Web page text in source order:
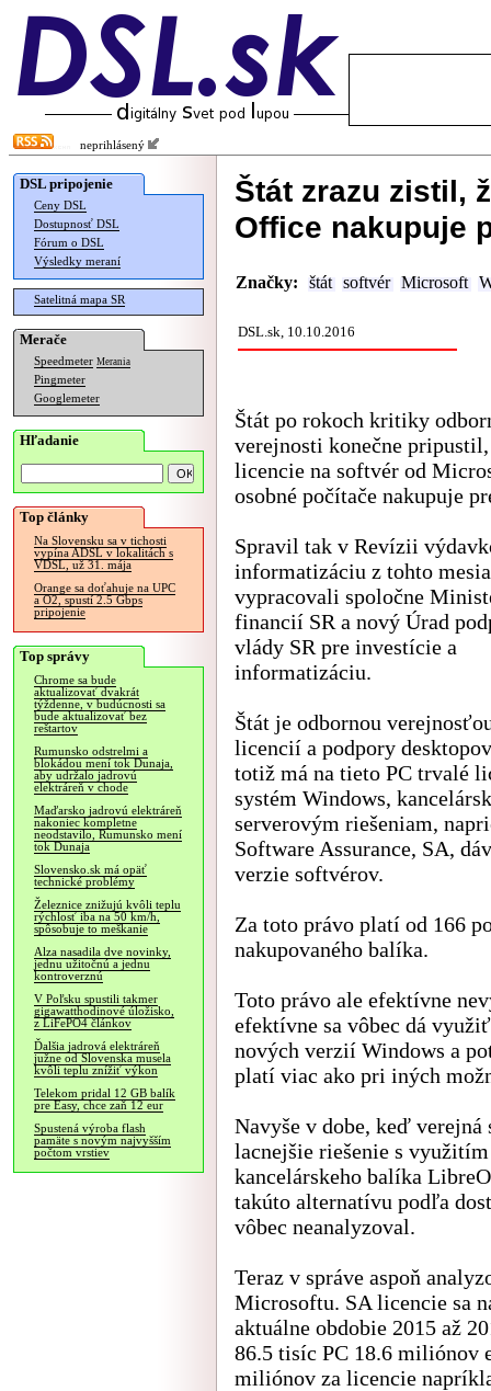
neprihlásený
DSL pripojenie
Ceny DSL
Dostupnosť DSL
Fórum o DSL
Výsledky meraní
Satelitná mapa SR
Merače
Speedmeter Merania
Pingmeter
Googlemeter
Hľadanie
Top články
Na Slovensku sa v tichosti
vypína ADSL v lokalitách s
VDSL, už 31. mája
Orange sa doťahuje na UPC
a O2, spustí 2.5 Gbps
pripojenie
Top správy
Chrome sa bude
aktualizovať dvakrát
týždenne, v budúcnosti sa
bude aktualizovať bez
reštartov
Rumunsko odstrelmi a
blokádou mení tok Dunaja,
aby udržalo jadrovú
elektráreň v chode
Maďarsko jadrovú elektráreň
nakoniec kompletne
neodstavilo, Rumunsko mení
tok Dunaja
Slovensko.sk má opäť
technické problémy
Železnice znižujú kvôli teplu
rýchlosť iba na 50 km/h,
spôsobuje to meškanie
Alza nasadila dve novinky,
jednu užitočnú a jednu
kontroverznú
V Poľsku spustili takmer
gigawatthodinové úložisko,
z LiFePO4 článkov
Ďalšia jadrová elektráreň
južne od Slovenska musela
kvôli teplu znížiť výkon
Telekom pridal 12 GB balík
pre Easy, chce zaň 12 eur
Spustená výroba flash
pamäte s novým najvyšším
počtom vrstiev
Štát zrazu zistil,
Office nakupuje
Značky: štát softvér Microsoft
DSL.sk, 10.10.2016
Štát po rokoch kritiky
verejnosti konečne
licencie na softvér od
osobné počítače nakupuje
Spravil tak v Revízii
informatizáciu z tohto
vypracovali spoločne
financií SR a nový Úrad
vlády SR pre investície a
informatizáciu.
Štát je odbornou
licencií a podpory
totiž má na tieto PC trvalé
systém Windows,
serverovým riešeniam,
Software Assurance, SA,
verzie softvérov.
Za toto právo platí od 166
nakupovaného balíka.
Toto právo ale efektívne
efektívne sa vôbec dá
nových verzií Windows a
platí viac ako pri iných
Navyše v dobe, keď verejná
lacnejšie riešenie s
kancelárskeho balíka
takúto alternatívu podľa
vôbec neanalyzoval.
Teraz v správe aspoň
Microsoftu. SA licencie sa
aktuálne obdobie 2015 až
86.5 tisíc PC 18.6 miliónov
miliónov za licencie